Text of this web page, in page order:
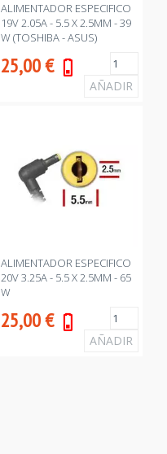
ALIMENTADOR ESPECIFICO
19V 2.05A - 5.5 X 2.5MM - 39
W (TOSHIBA - ASUS)
25,00€
ALIMENTADOR ESPECIFICO
20V 3.25A - 5.5 X 2.5MM - 65
W
25,00€